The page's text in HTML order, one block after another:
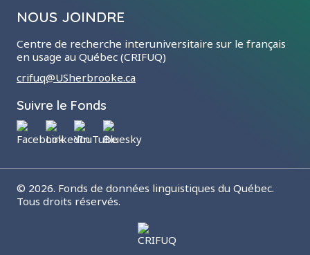
NOUS JOINDRE
Centre de recherche interuniversitaire sur le français
en usage au Québec (CRIFUQ)
crifuq@USherbrooke.ca
Suivre le Fonds
© 2026. Fonds de données linguistiques du Québec.
Tous droits réservés.